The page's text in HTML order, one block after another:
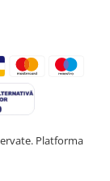
Platforma